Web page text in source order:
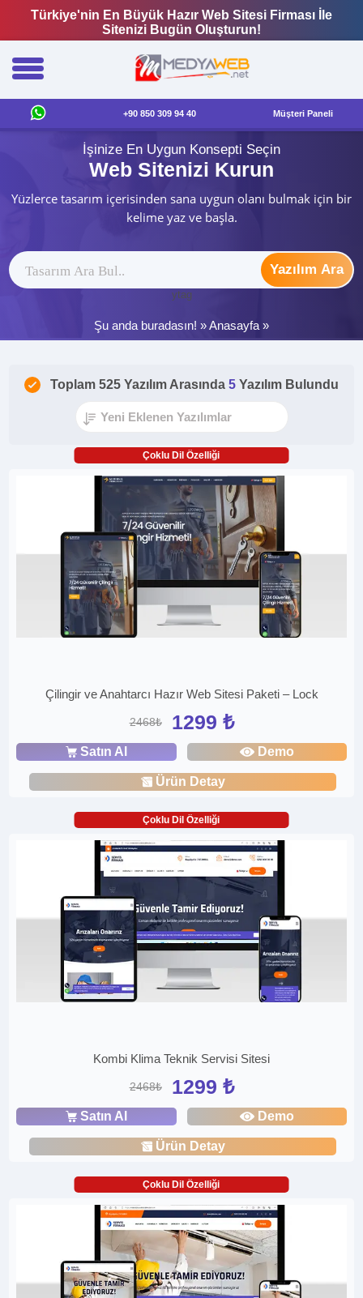
Türkiye'nin En Büyük Hazır Web Sitesi Firması İle
Sitenizi Bugün Oluşturun!
+90 850 309 94 40 Müşteri Paneli
İşinize En Uygun Konsepti Seçin
Web Sitenizi Kurun
Yüzlerce tasarım içerisinden sana uygun olanı bulmak için bir
kelime yaz ve başla.
Yazılım Ara
ytag
Şu anda buradasın! »Anasayfa »
Toplam 525 Yazılım Arasında 5 Yazılım Bulundu
Çoklu Dil Özelliği
Çilingir ve Anahtarcı Hazır Web Sitesi Paketi – Lock
2468₺ 1299 ₺
Satın Al Demo
Ürün Detay
Çoklu Dil Özelliği
Kombi Klima Teknik Servisi Sitesi
2468₺ 1299 ₺
Satın Al Demo
Ürün Detay
Çoklu Dil Özelliği